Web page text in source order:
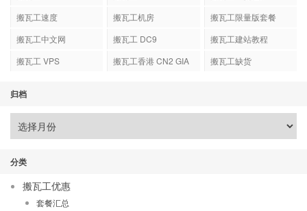
搬瓦工速度
搬瓦工机房
搬瓦工限量版套餐
搬瓦工中文网
搬瓦工 DC9
搬瓦工建站教程
搬瓦工 VPS
搬瓦工香港 CN2 GIA 搬瓦工缺货
归档
分类
搬瓦工优惠
套餐汇总